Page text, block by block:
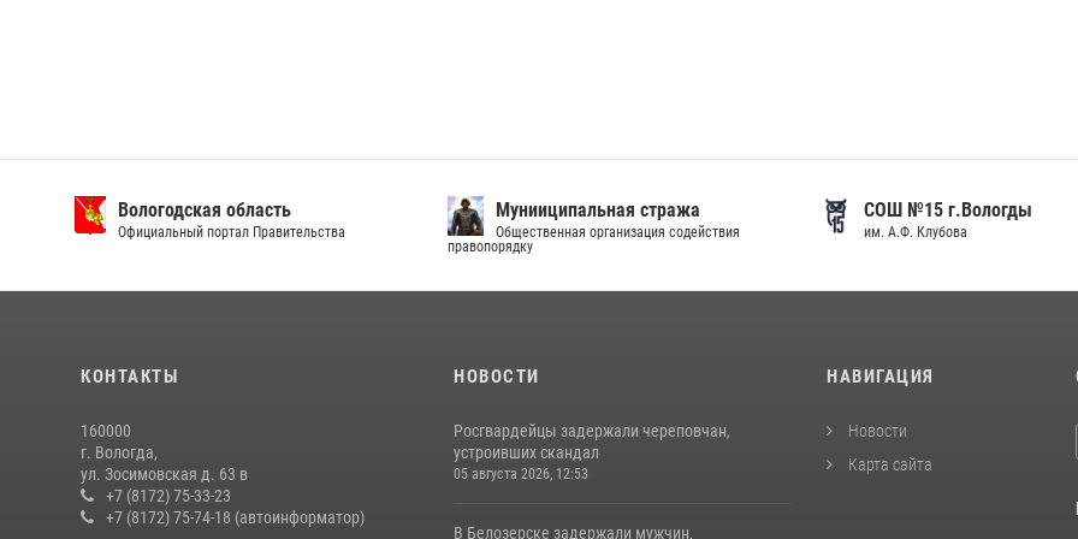
Вологодская область
Официальный портал Правительства
Мунииципальная стража
Общественная организация содействия
правопорядку
СОШ №15 г.Вологды
им. А.Ф. Клубова
КОНТАКТЫ
160000
г. Вологда,
ул. Зосимовская д. 63 в
+7 (8172) 75-33-23
+7 (8172) 75-74-18 (автоинформатор)
НОВОСТИ
Росгвардейцы задержали череповчан,
устроивших скандал
05 августа 2026, 12:53
В Белозерске задержали мужчин,
НАВИГАЦИЯ
Новости
Карта сайта